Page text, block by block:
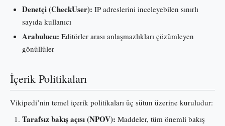
Denetçi (CheckUser): IP adreslerini inceleyebilen sınırlı
sayıda kullanıcı
Arabulucu: Editörler arası anlaşmazlıkları çözümleyen
gönüllüler
İçerik Politikaları
Vikipedi’nin temel içerik politikaları üç sütun üzerine kuruludur:
Tarafsız bakış açısı (NPOV): Maddeler, tüm önemli bakış